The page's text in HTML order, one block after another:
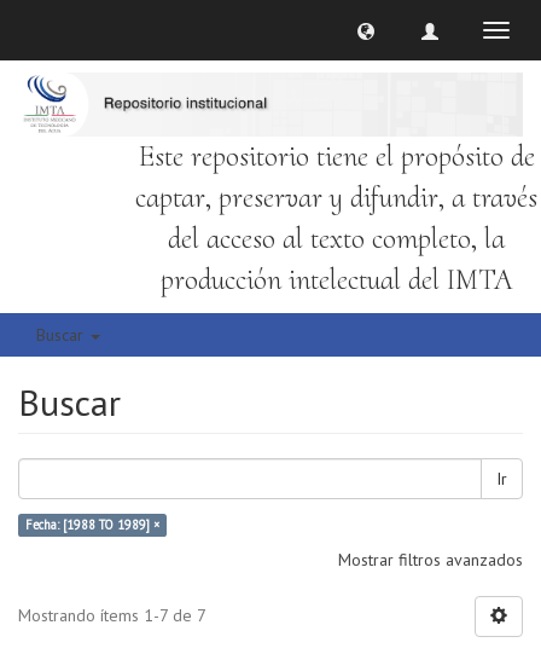
Este repositorio tiene el propósito de
captar, preservar y difundir, a través
del acceso al texto completo, la
producción intelectual del IMTA
Buscar
Buscar
Ir
Fecha: [1988 TO 1989] ×
Mostrar filtros avanzados
Mostrando ítems 1-7 de 7